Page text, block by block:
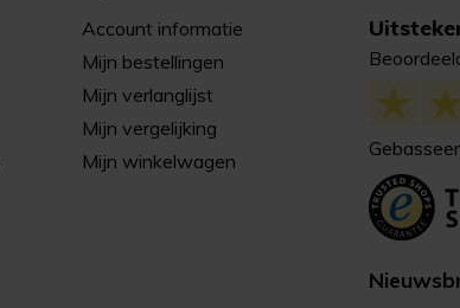
Account informatie
Mijn bestellingen
Mijn verlanglijst
Mijn vergelijking
Mijn winkelwagen